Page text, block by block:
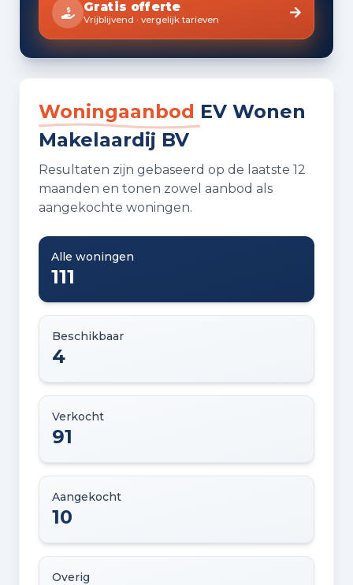
gesprek met ons het eerste stapje. Wij
nemen graag de tijd om jouw verhaal te
horen en je verder te helpen.
Gratis offerte
Vrijblijvend · vergelijk tarieven
Woningaanbod EV Wonen
Makelaardij BV
Resultaten zijn gebaseerd op de laatste 12
maanden en tonen zowel aanbod als
aangekochte woningen.
Alle woningen
111
Beschikbaar
4
Verkocht
91
Aangekocht
10
Overig